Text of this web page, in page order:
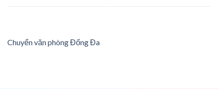
Chuyển văn phòng Đống Đa